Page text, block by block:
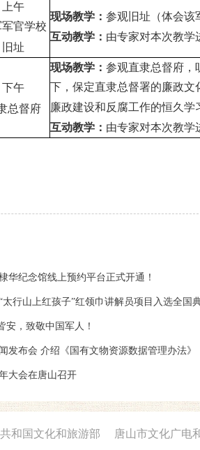
上午
军官学校
旧址
现场教学 ： 参观旧址（体会该
互动教学： 由专家对本次教学
下午
总督府
现场教学 ： 参观直隶总督府，
下，保定直隶总督署的廉政
廉政建设和反腐工作的恒久学
互动教学： 由专家对本次教学
华纪念馆线上预约平台正式开通！
行山上红孩子”红领巾讲解员项目入选全国
安，致敬中国军人！
发布会 介绍《国有文物资源数据管理办法
大会在唐山召开
和国文化和旅游部 唐山市文化广电